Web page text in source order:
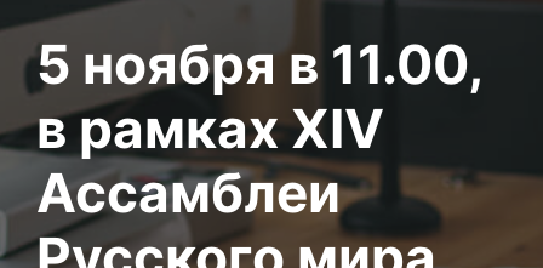
5 ноября в 11.00,
в рамках XIV
Ассамблеи